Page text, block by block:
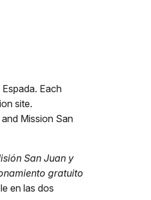
Each
site.
Mission San
San Juan y
gratuito
en las dos